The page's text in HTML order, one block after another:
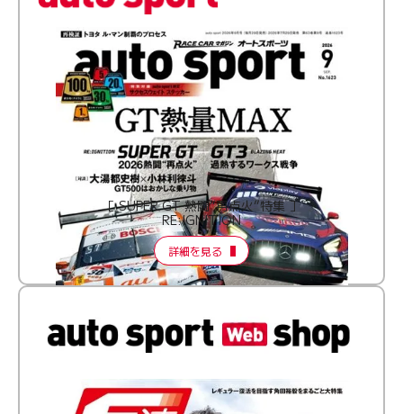
［ SUPER GT 熱闘“再点火”特集 ］
RE:IGNITION
詳細を見る